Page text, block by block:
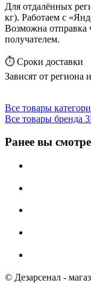
Для отдалённых
кг). Работаем с
Возможна отправка
получателем.
⏱️ Сроки доставки
Зависят от региона
Все товары
Все товары бренда
Ранее вы
© Дезарсенал -